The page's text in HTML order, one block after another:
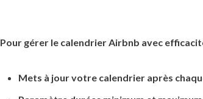
Pour gérer le calendrier Airbnb avec
Mets à jour votre calendrier après